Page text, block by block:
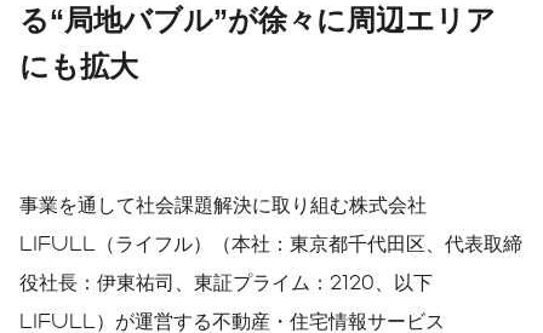
Japanese English
る“局地バブル”が徐々に周辺エリア
にも拡大
事業を通して社会課題解決に取り組む株式会社
LIFULL（ライフル）（本社：東京都千代田区、代表取締
役社長：伊東祐司、東証プライム：2120、以下
LIFULL）が運営する不動産・住宅情報サービス